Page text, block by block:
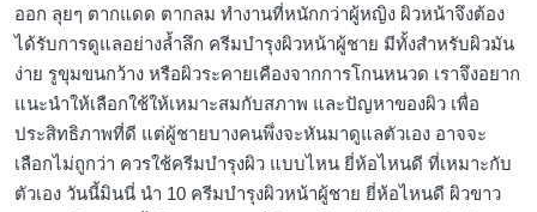
ออก ลุยๆ ตากแดด ตากลม ทำงานที่หนักกว่าผู้หญิง ผิวหน้าจึงต้อง
ได้รับการดูแลอย่างล้ำลึก ครีมบำรุงผิวหน้าผู้ชาย มีทั้งสำหรับผิวมัน
ง่าย รูขุมขนกว้าง หรือผิวระคายเคืองจากการโกนหนวด เราจึงอยาก
แนะนำให้เลือกใช้ให้เหมาะสมกับสภาพ และปัญหาของผิว เพื่อ
ประสิทธิภาพที่ดี แต่ผู้ชายบางคนพึ่งจะหันมาดูแลตัวเอง อาจจะ
เลือกไม่ถูกว่า ควรใช้ครีมบำรุงผิว แบบไหน ยี่ห้อไหนดี ที่เหมาะกับ
ตัวเอง วันนี้มินนี่ นำ 10 ครีมบำรุงผิวหน้าผู้ชาย ยี่ห้อไหนดี ผิวขาว